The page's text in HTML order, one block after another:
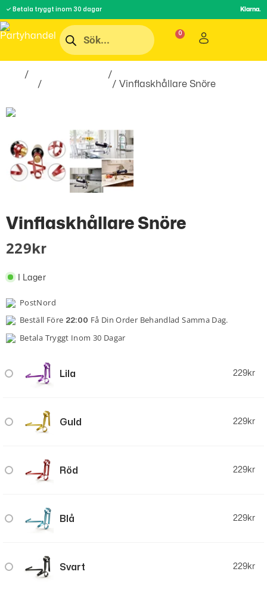
✓ Betala tryggt inom 30 dagar Klarna.
/ /
/ / Vinflaskhållare Snöre
Vinflaskhållare Snöre
229 Kr
I Lager
PostNord
Beställ Före 22:00 Få Din Order Behandlad Samma Dag.
Betala Tryggt Inom 30 Dagar
Lila 229kr
Guld 229kr
Röd 229kr
Blå 229kr
Svart 229kr